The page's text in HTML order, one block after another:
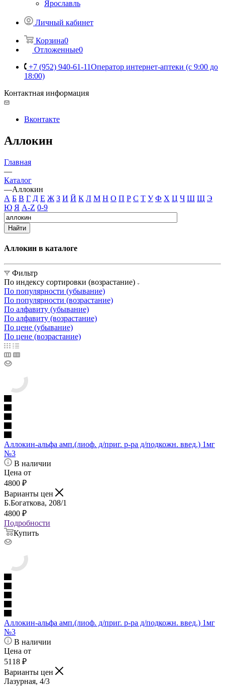
Ярославль
Личный кабинет
Корзина0
Отложенные0
+7 (952) 940-61-11Оператор интернет-аптеки (с 9:00 до
18:00)
Контактная информация
Вконтакте
Аллокин
Главная
—
Каталог
—Аллокин
А Б В Г Д Е Ж З И Й К Л М Н О П Р С Т У Ф Х Ц Ч Ш Щ Э
Ю Я A-Z 0-9
Найти
Аллокин в каталоге
Фильтр
По индексу сортировки (возрастание)
По популярности (убывание)
По популярности (возрастание)
По алфавиту (убывание)
По алфавиту (возрастание)
По цене (убывание)
По цене (возрастание)
Аллокин-альфа амп.(лиоф. д/приг. р-ра д/подкожн. введ.) 1мг
№3
В наличии
Цена от
4800 ₽
Варианты цен
Б.Богаткова, 208/1
4800 ₽
Подробности
Купить
Аллокин-альфа амп.(лиоф. д/приг. р-ра д/подкожн. введ.) 1мг
№3
В наличии
Цена от
5118 ₽
Варианты цен
Лазурная, 4/3